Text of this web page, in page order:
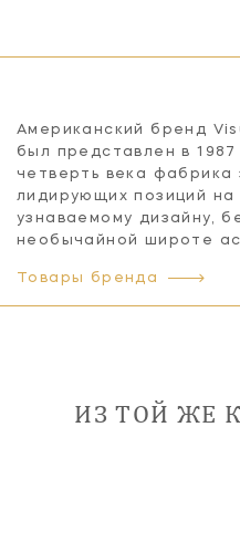
Американский бренд
был представлен в
четверть века фабрика
лидирующих позиций на
узнаваемому дизайну,
необычайной широте
Товары бренда
ИЗ ТОЙ ЖЕ